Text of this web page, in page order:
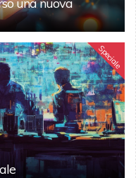
una nuova
Speciale